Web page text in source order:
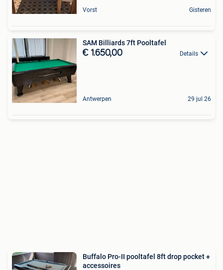
Vorst Gisteren
SAM Billiards 7ft Pooltafel
€ 1.650,00 Details
Antwerpen 29 jul 26
Buffalo Pro-II pooltafel 8ft drop pocket +
accessoires